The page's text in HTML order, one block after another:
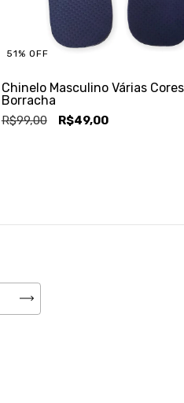
51% OFF
Chinelo Masculino Várias
Borracha
R$99,00 R$49,00